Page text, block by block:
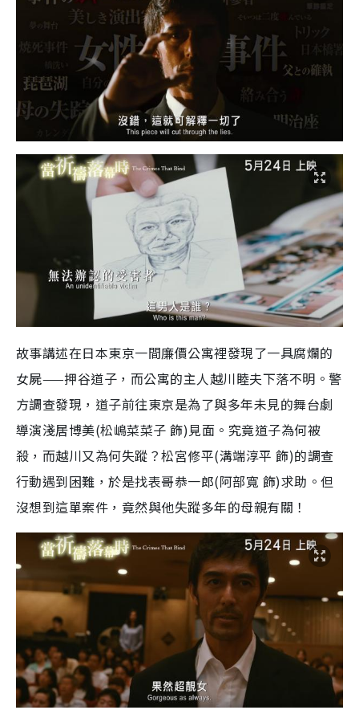
故事講述在日本東京一間廉價公寓裡發現了一具腐爛的
女屍——押谷道子，而公寓的主人越川睦夫下落不明。警
方調查發現，道子前往東京是為了與多年未見的舞台劇
導演淺居博美(松嶋菜菜子 飾)見面。究竟道子為何被
殺，而越川又為何失蹤？松宮修平(溝端淳平 飾)的調查
行動遇到困難，於是找表哥恭一郎(阿部寬 飾)求助。但
沒想到這單案件，竟然與他失蹤多年的母親有關！